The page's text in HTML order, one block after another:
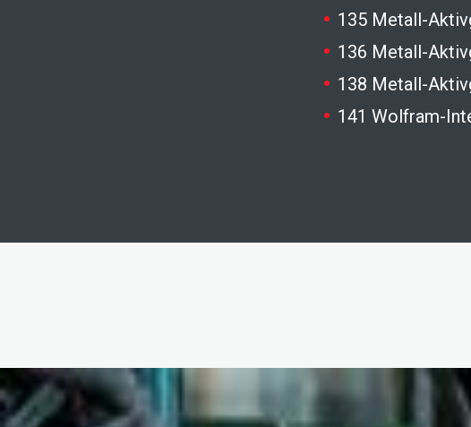
135 Metall-
136 Metall-
138 Metall-
141 Wolfram-